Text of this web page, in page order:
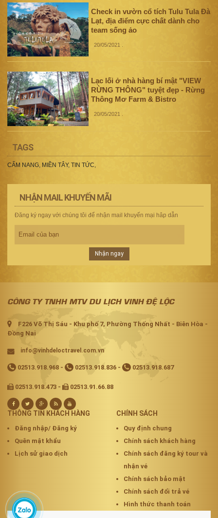
Check in vườn cổ tích Tulu Tula Đà
Lạt, địa điểm cực chất dành cho
team sống ảo
20/05/2021
Lạc lối ở nhà hàng bí mật "VIEW
RỪNG THÔNG" tuyệt đẹp - Rừng
Thông Mơ Farm & Bistro
20/05/2021 .
TAGS
CẨM NANG, MIỀN TÂY, TIN TỨC,
NHẬN MAIL KHUYẾN MÃI
Đăng ký ngay với chúng tôi để nhận mail khuyến mại hâp dẫn
Nhận ngay
CÔNG TY TNHH MTV DU LỊCH VINH ĐỆ LỘC
F226 Võ Thị Sáu - Khu phố 7, Phường Thống Nhất - Biên Hòa -
Đồng Nai
info@vinhdeloctravel.com.vn
02513.918.968 - 02513.918.836 - 02513.918.687
02513.918.473 - 02513.91.66.88
THÔNG TIN KHÁCH HÀNG
Đăng nhập/ Đăng ký
Quên mật khẩu
Lịch sử giao dịch
CHÍNH SÁCH
Quy định chung
Chính sách khách hàng
Chính sách đăng ký tour và
nhận vé
Chính sách bảo mật
Chính sách đổi trả vé
Hình thức thanh toán